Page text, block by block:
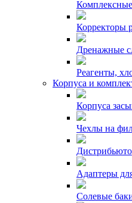
Корректоры
Дренажные
Реагенты,
Корпуса и
Корпуса
Чехлы на
Адаптеры
Солевые